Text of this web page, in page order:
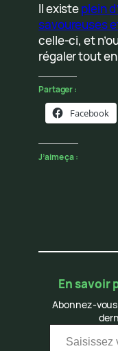
Il existeplein
savoureuses
celle-ci, et
régaler tout
Partager :
Facebook
J’aime ça :
En savoir
Abonnez-
Saisissez votre adresse e-mail…